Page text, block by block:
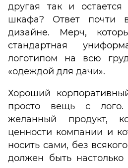
другая так и
шкафа? Ответ почти
дизайне. Мерч,
стандартная
логотипом на всю
«одеждой для дачи».
Хороший
просто вещь с
желанный продукт,
ценности компании и
носить сами, без
должен быть